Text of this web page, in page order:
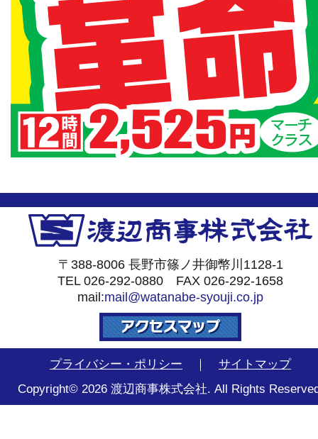
〒388-8006 長野市篠ノ井御幣川1128-1
TEL 026-292-0880 FAX 026-292-1658
mail:mail@watanabe-syouji.co.jp
プライバシー・ポリシー ｜ サイトマップ
Copyright© 2026 渡辺商事株式会社. All Rights